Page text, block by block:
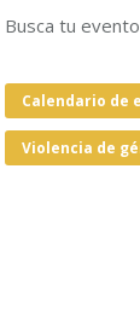
Busca tu
Calendario de
Violencia de